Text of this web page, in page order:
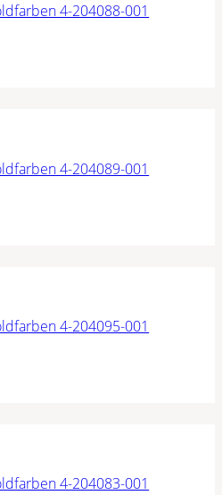
4-204088-001
4-204089-001
4-204095-001
4-204083-001